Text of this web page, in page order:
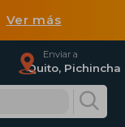
Ver más
Enviar a
Quito, Pichincha